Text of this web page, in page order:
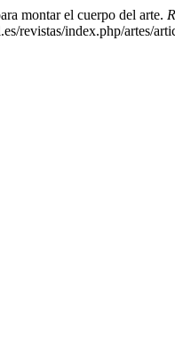
montar el cuerpo del arte.
revistas/index.php/artes/